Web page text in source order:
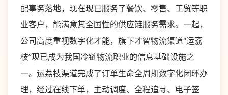
配事务落地，现在现已服务了餐饮、零售、工贸等职
业客户，能满意其全国性的供应链服务需求。一起，
公司高度重视数字化才能，旗下才智物流渠道“运荔
枝”现已成为我国冷链物流职业的信息基础设施之
一。运荔枝渠道完成了订单生命全周期数字化闭环办
理，经过在线下单，主动调度、全程追寻、电子签